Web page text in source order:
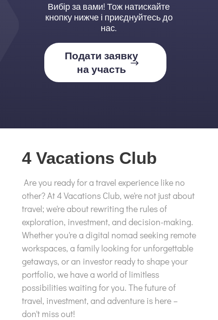
Вибір за вами! Тож натискайте
кнопку нижче і приєднуйтесь до
нас.
Подати заявку
на участь
4 Vacations Club
Are you ready for a travel experience like no
other? At 4 Vacations Club, we're not just about
travel; we're about rewriting the rules of
exploration, investment, and decision-making.
Whether you're a digital nomad seeking remote
workspaces, a family looking for unforgettable
getaways, or an investor ready to shape your
portfolio, we have a world of limitless
possibilities waiting for you. The future of
travel, investment, and adventure is here –
don't miss out!